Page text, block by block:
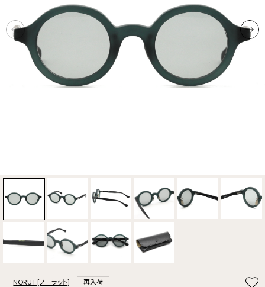
NORUT [ノーラット] 再入荷